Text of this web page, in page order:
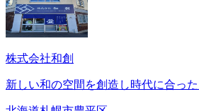
株式会社和創
新しい和の空間を創造し時代に合っ